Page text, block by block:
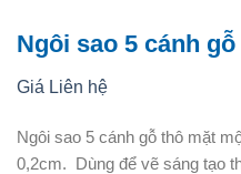
Ngôi sao 5 cánh
Giá Liên hệ
Ngôi sao 5 cánh gỗ thô mặt
0,2cm. Dùng để vẽ sáng tạo